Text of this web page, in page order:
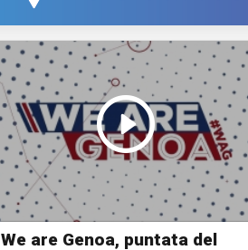
We are Genoa, puntata del